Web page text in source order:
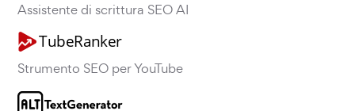
Assistente di scrittura SEO AI
Strumento SEO per YouTube